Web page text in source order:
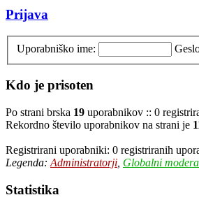
Prijava
Uporabniško ime:
Kdo je prisoten
Po strani brska 19 uporabnikov :: 0
Rekordno število uporabnikov na strani je
Registrirani uporabniki: 0 registriranih
Legenda: Administratorji Globalni
Statistika